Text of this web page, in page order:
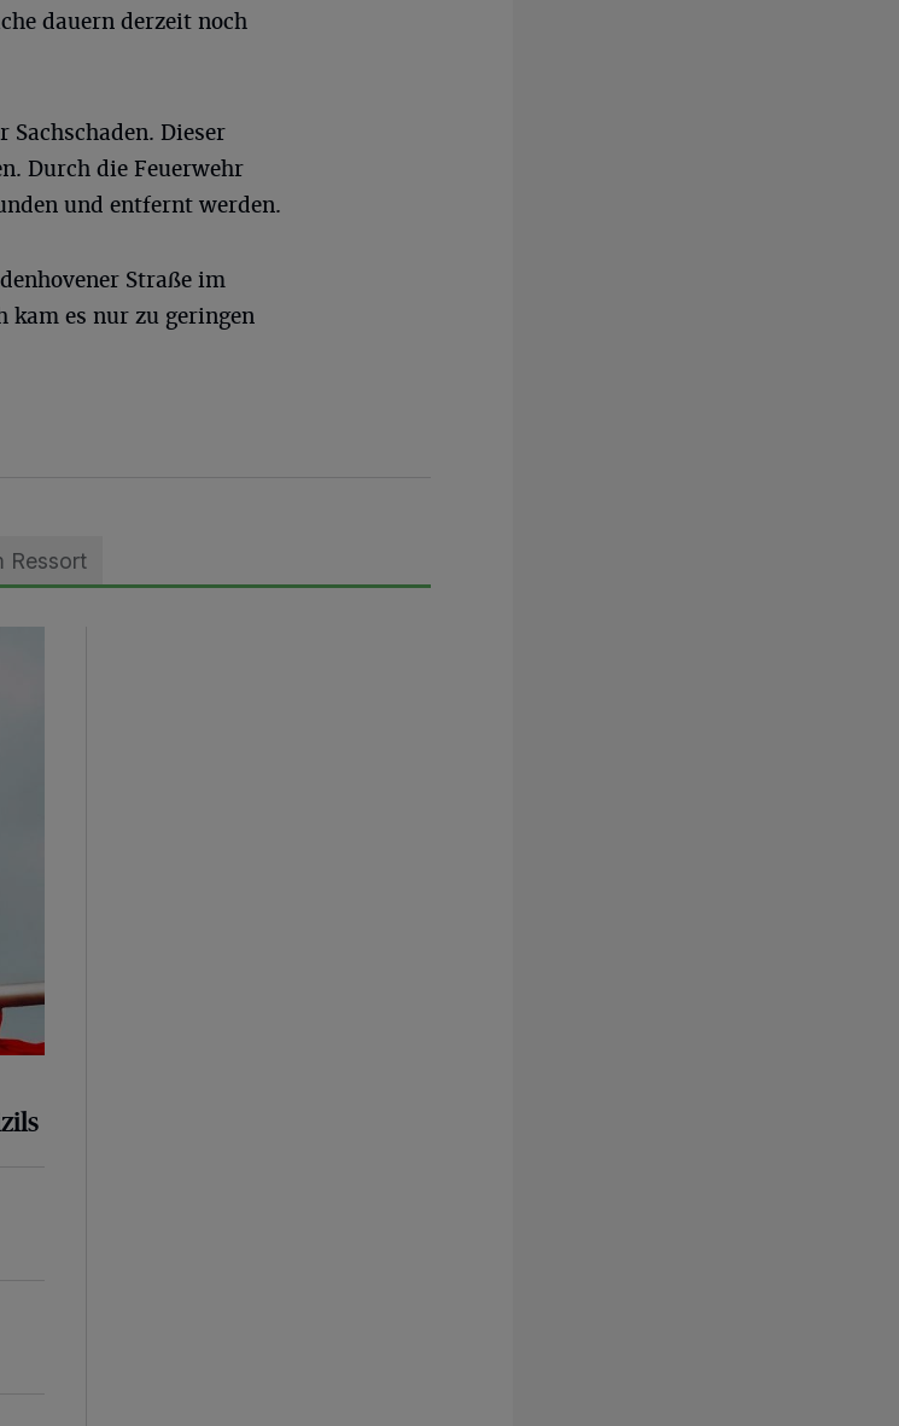
dauern derzeit noch
Sachschaden. Dieser
Durch die Feuerwehr
und entfernt werden.
Straße im
kam es nur zu geringen
Ressort